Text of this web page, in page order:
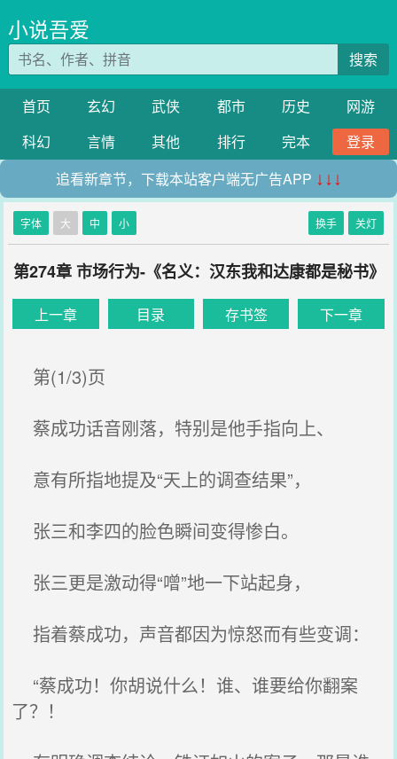
小说吾爱
搜索
首页 玄幻 武侠 都市 历史
网游
科幻
言情 其他 排行 完本
登录
追看新章节，下载本站客户端无广告APP ↓↓↓
字体 大 中 小 换手 关灯
第274章 市场行为-《名义：汉东我和达康都是秘书》
上一章 目录 存书签 下一章
第(1/3)页
蔡成功话音刚落，特别是他手指向上、
意有所指地提及“天上的调查结果”，
张三和李四的脸色瞬间变得惨白。
张三更是激动得“噌”地一下站起身，
指着蔡成功，声音都因为惊怒而有些变调：
“蔡成功！你胡说什么！谁、谁要给你翻案
了？！